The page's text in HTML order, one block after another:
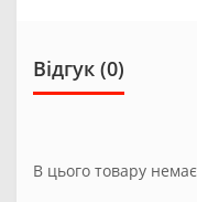
Відгук (0)
В цього товару немає